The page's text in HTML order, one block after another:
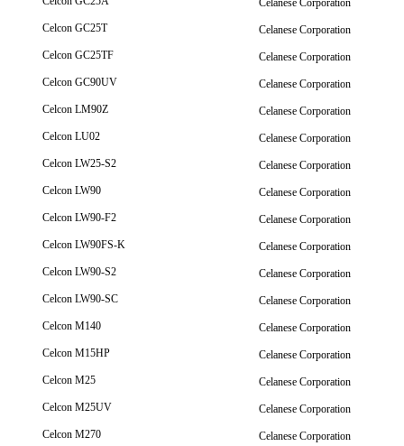
Celanese Corporation
Celcon GC25T
Celanese Corporation
Celcon GC25TF
Celanese Corporation
Celcon GC90UV
Celanese Corporation
Celcon LM90Z
Celanese Corporation
Celcon LU02
Celanese Corporation
Celcon LW25-S2
Celanese Corporation
Celcon LW90
Celanese Corporation
Celcon LW90-F2
Celanese Corporation
Celcon LW90FS-K
Celanese Corporation
Celcon LW90-S2
Celanese Corporation
Celcon LW90-SC
Celanese Corporation
Celcon M140
Celanese Corporation
Celcon M15HP
Celanese Corporation
Celcon M25
Celanese Corporation
Celcon M25UV
Celanese Corporation
Celcon M270
Celanese Corporation